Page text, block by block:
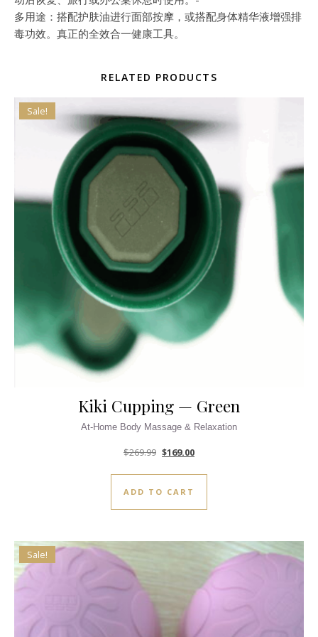
多用途：搭配护肤油进行面部按摩，或搭配身体精华液增强排
毒功效。真正的全效合一健康工具。
RELATED PRODUCTS
Sale!
Kiki Cupping — Green
$269.99 Original price was: $269.99.
$169.00Current price is: $169.00.
ADD TO CART
Sale!